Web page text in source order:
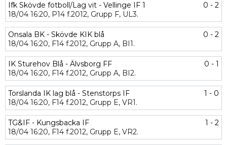
Ifk Skövde fotboll/Lag vit - Vellinge IF 1
0 - 2
18/04 16:20, P14 f.2012, Grupp F, UL3.
Onsala BK - Skövde KIK blå
0 - 2
18/04 16:20, F14 f.2012, Grupp A, BI1.
IK Sturehov Blå - Älvsborg FF
0 - 1
18/04 16:20, F14 f.2012, Grupp A, BI2.
Torslanda IK lag blå - Stenstorps IF
1 - 0
18/04 16:20, F14 f.2012, Grupp E, VR1.
TG&IF - Kungsbacka IF
1 - 2
18/04 16:20, F14 f.2012, Grupp E, VR2.